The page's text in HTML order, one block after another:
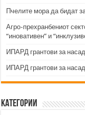
Пчелите мора да бидат
Агро-прехранбениот
“иновативен” и
ИПАРД грантови за
ИПАРД грантови за
Категории